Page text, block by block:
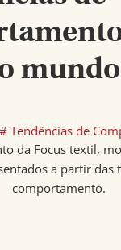
# Tendências de